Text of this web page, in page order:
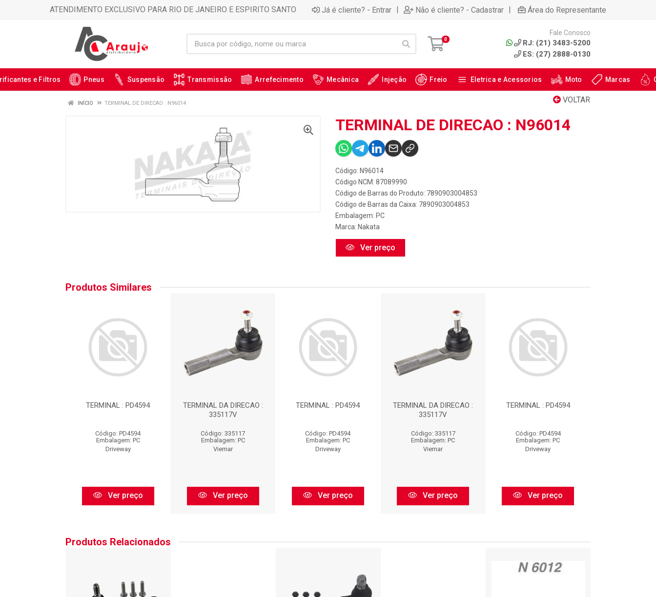
ATENDIMENTO EXCLUSIVO PARA RIO DE JANEIRO E ESPIRITO SANTO Já é cliente? - Entrar | Não é cliente? - Cadastrar | Área do Representante
0
Fale Conosco
RJ: (21) 3483-5200
ES: (27) 2888-0130
e Filtros Pneus Suspensão Transmissão Arrefecimento Mecânica Injeção Freio Eletrica e Acessorios Moto Marcas
VOLTAR
INÍCIO TERMINAL DE DIRECAO : N96014
TERMINAL DE DIRECAO : N96014
Código: N96014
Código NCM: 87089990
Código de Barras do Produto: 7890903004853
Código de Barras da Caixa: 7890903004853
Embalagem: PC
Marca: Nakata
Ver preço
Produtos Similares
TERMINAL : PD4594
Código: PD4594
Embalagem: PC
Driveway
Ver preço
TERMINAL DA DIRECAO :
335117V
Código: 335117
Embalagem: PC
Viemar
Ver preço
TERMINAL : PD4594
Código: PD4594
Embalagem: PC
Driveway
Ver preço
TERMINAL DA DIRECAO :
335117V
Código: 335117
Embalagem: PC
Viemar
Ver preço
TERMINAL : PD4594
Código: PD4594
Embalagem: PC
Driveway
Ver preço
Produtos Relacionados